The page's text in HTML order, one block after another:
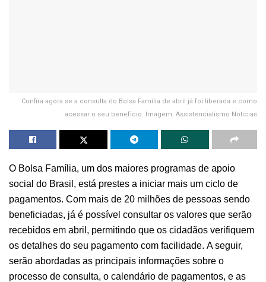
Confira agora se a consulta do Bolsa Família de abril já foi liberada e como
acessar o seu benefício. Imagem: Assistencialismo Notícias
O Bolsa Família, um dos maiores programas de apoio
social do Brasil, está prestes a iniciar mais um ciclo de
pagamentos. Com mais de 20 milhões de pessoas sendo
beneficiadas, já é possível consultar os valores que serão
recebidos em abril, permitindo que os cidadãos verifiquem
os detalhes do seu pagamento com facilidade. A seguir,
serão abordadas as principais informações sobre o
processo de consulta, o calendário de pagamentos, e as